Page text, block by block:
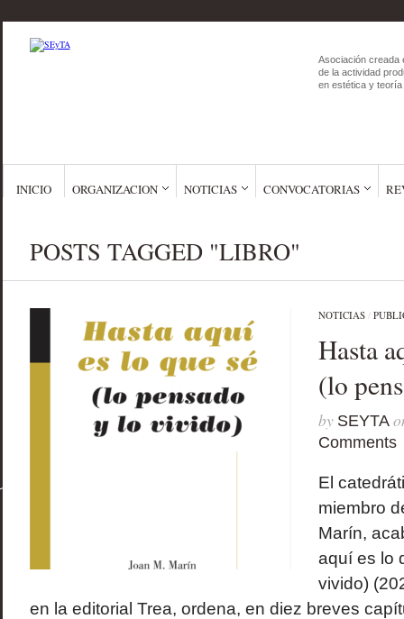
Asociación creada
de la actividad
en estética y teoría
INICIO ORGANIZACION NOTICIAS CONVOCATORIAS
POSTS TAGGED "LIBRO"
NOTICIAS/
Hasta
(lo
by SEYTA
Comments
El
miembro
Marín,
aquí es lo
vivido)
en la editorial Trea, ordena, en diez breves